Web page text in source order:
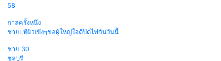
58
กาลครั้งหนึ่ง
ชายแท้ผิวเข้งๆขอผู้ใหญ่ใจดีปิดไฟกันวันนี้
ชาย 30
ชลบุรี